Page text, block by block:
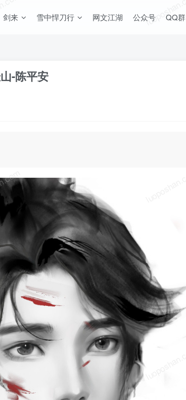
剑来 雪中悍刀行 网文江湖 公众号 QQ群
-陈平安
luoposhan.com
luoposhan.com